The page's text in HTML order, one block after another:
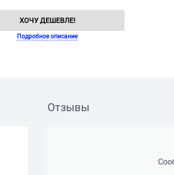
ХОЧУ ДЕШЕВЛЕ!
Подробное описание
Отзывы